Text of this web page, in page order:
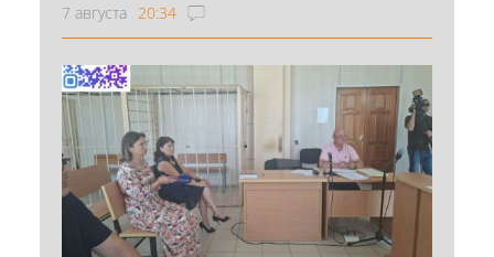
7 августа 20:34